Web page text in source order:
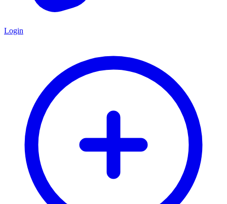
Login